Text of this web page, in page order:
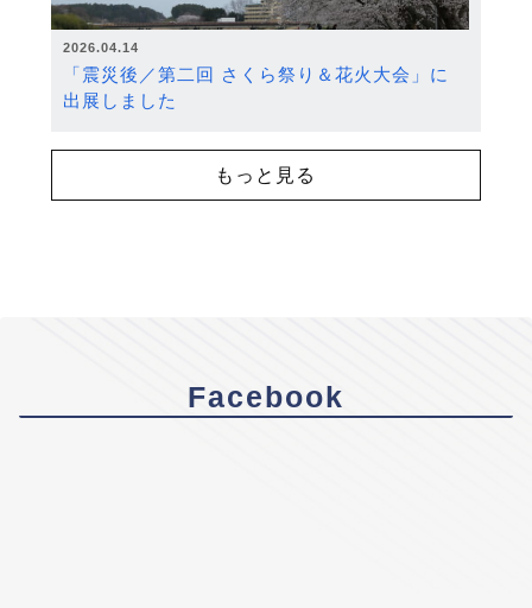
2026.04.14
「震災後／第二回 さくら祭り＆花火大会」に
出展しました
もっと見る
Facebook